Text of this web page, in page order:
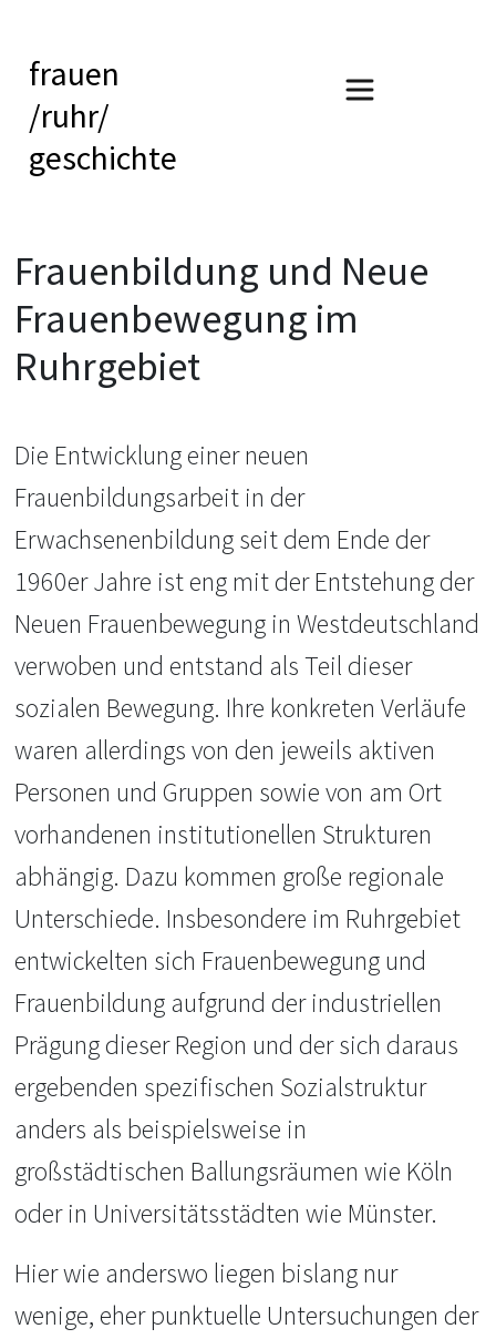
frauen
/ruhr/
geschichte
Frauenbildung und Neue
Frauenbewegung im
Ruhrgebiet
Die Entwicklung einer neuen
Frauenbildungsarbeit in der
Erwachsenenbildung seit dem Ende der
1960er Jahre ist eng mit der Entstehung der
Neuen Frauenbewegung in Westdeutschland
verwoben und entstand als Teil dieser
sozialen Bewegung. Ihre konkreten Verläufe
waren allerdings von den jeweils aktiven
Personen und Gruppen sowie von am Ort
vorhandenen institutionellen Strukturen
abhängig. Dazu kommen große regionale
Unterschiede. Insbesondere im Ruhrgebiet
entwickelten sich Frauenbewegung und
Frauenbildung aufgrund der industriellen
Prägung dieser Region und der sich daraus
ergebenden spezifischen Sozialstruktur
anders als beispielsweise in
großstädtischen Ballungsräumen wie Köln
oder in Universitätsstädten wie Münster.
Hier wie anderswo liegen bislang nur
wenige, eher punktuelle Untersuchungen der